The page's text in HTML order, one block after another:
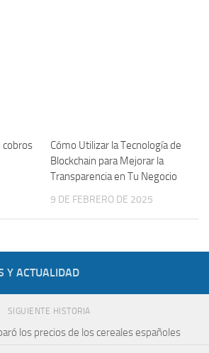
cobros
Cómo Utilizar la Tecnología de
Blockchain para Mejorar la
Transparencia en Tu Negocio
9 DE FEBRERO DE 2025
Y ACTUALIDAD
SIGUIENTE HISTORIA
los precios de los cereales españoles